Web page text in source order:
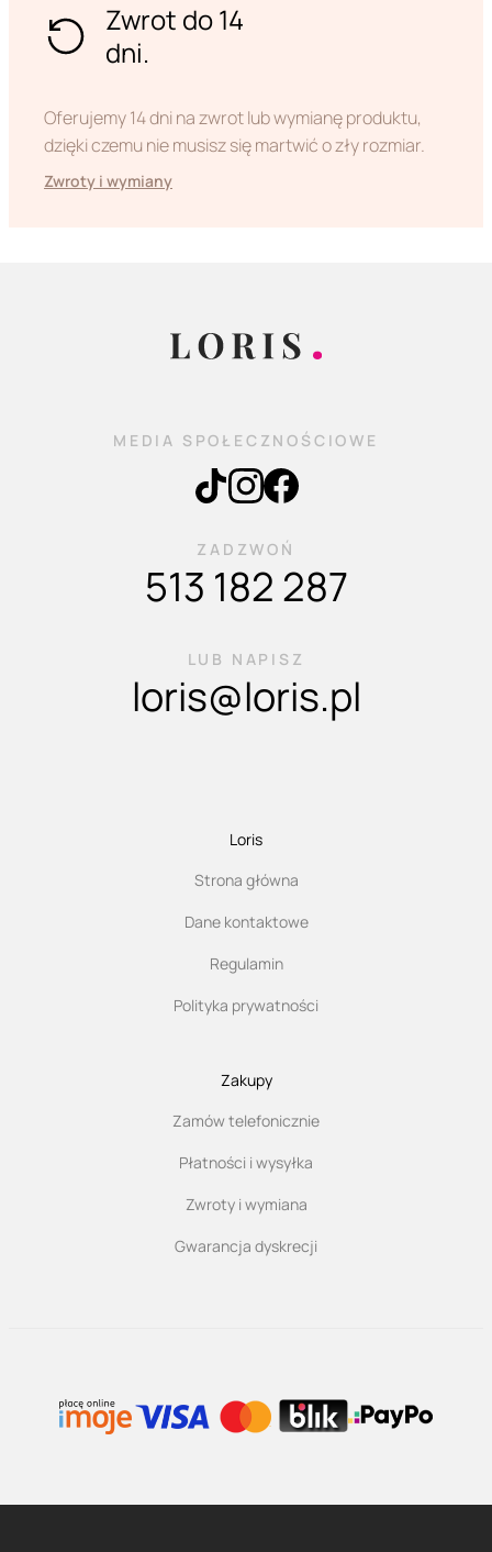
Zwrot do 14
dni.
Oferujemy 14 dni na zwrot lub wymianę produktu,
dzięki czemu nie musisz się martwić o zły rozmiar.
Zwroty i wymiany
MEDIA SPOŁECZNOŚCIOWE
ZADZWOŃ
513 182 287
LUB NAPISZ
loris@loris.pl
Loris
Strona główna
Dane kontaktowe
Regulamin
Polityka prywatności
Zakupy
Zamów telefonicznie
Płatności i wysyłka
Zwroty i wymiana
Gwarancja dyskrecji